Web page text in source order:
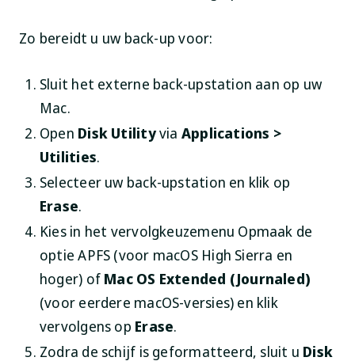
Zo bereidt u uw back-up voor:
Sluit het externe back-upstation aan op uw
Mac.
Open Disk Utilityvia Applications >
Utilities.
Selecteer uw back-upstation en klik op
Erase.
Kies in het vervolgkeuzemenu Opmaak de
optie APFS (voor macOS High Sierra en
hoger) of Mac OS Extended (Journaled)
(voor eerdere macOS-versies) en klik
vervolgens op Erase.
Zodra de schijf is geformatteerd, sluit u Disk